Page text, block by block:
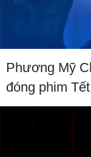
Phương Mỹ
đóng phim